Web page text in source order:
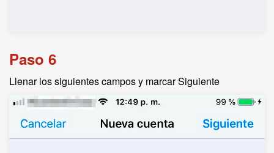
Paso 6
Llenar los siguientes campos y marcar Siguiente